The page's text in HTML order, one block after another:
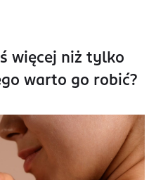
więcej niż tylko
warto go robić?